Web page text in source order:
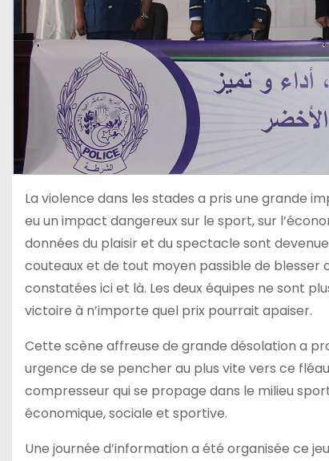
La violence dans les stades a pris une grande
eu un impact dangereux sur le sport, sur
données du plaisir et du spectacle sont
couteaux et de tout moyen passible de
constatées ici et là. Les deux équipes ne sont
victoire à n’importe quel prix pourrait apaiser.
Cette scène affreuse de grande désolation a
urgence de se pencher au plus vite vers ce
compresseur qui se propage dans le milieu
économique, sociale et sportive.
Une journée d’information a été organisée ce